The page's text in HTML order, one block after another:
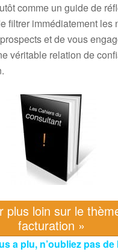
comme un guide de
filtrer immédiatement les
et de vous
véritable relation de
plus loin sur le
facturation »
a plu, n’oubliez pas